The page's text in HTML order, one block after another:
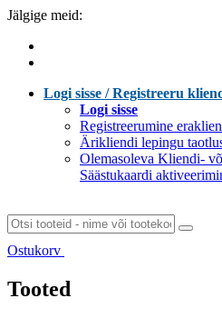
Jälgige meid:
Logi sisse / Registreeru
Logi sisse
Registreerumine
Ärikliendi lepingu
Olemasoleva Kliendi-
Säästukaardi
Ostukorv
Tooted